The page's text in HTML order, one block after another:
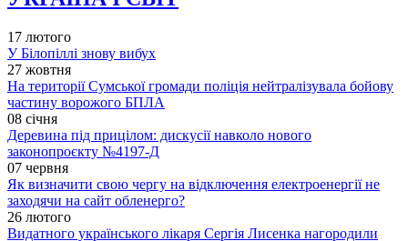
17 лютого
У Білопіллі знову вибух
27 жовтня
На території Сумської громади поліція нейтралізувала бойову
частину ворожого БПЛА
08 січня
Деревина під прицілом: дискусії навколо нового
законопроєкту №4197-Д
07 червня
Як визначити свою чергу на відключення електроенергії не
заходячи на сайт обленерго?
26 лютого
Видатного українського лікаря Сергія Лисенка нагородили